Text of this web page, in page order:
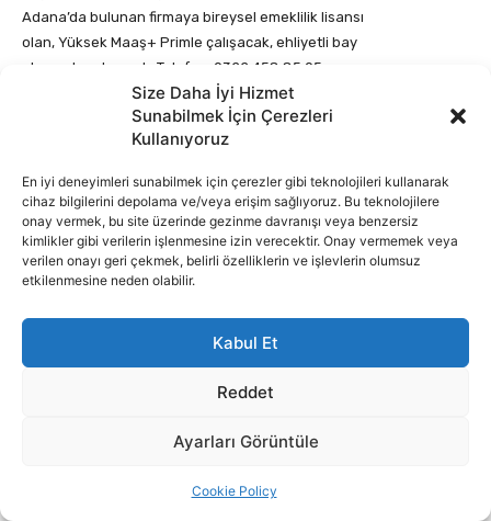
Size Daha İyi Hizmet
Sunabilmek İçin Çerezleri
Kullanıyoruz
En iyi deneyimleri sunabilmek için çerezler gibi teknolojileri kullanarak
cihaz bilgilerini depolama ve/veya erişim sağlıyoruz. Bu teknolojilere
onay vermek, bu site üzerinde gezinme davranışı veya benzersiz
kimlikler gibi verilerin işlenmesine izin verecektir. Onay vermemek veya
verilen onayı geri çekmek, belirli özelliklerin ve işlevlerin olumsuz
etkilenmesine neden olabilir.
Kabul Et
Reddet
Ayarları Görüntüle
Cookie Policy